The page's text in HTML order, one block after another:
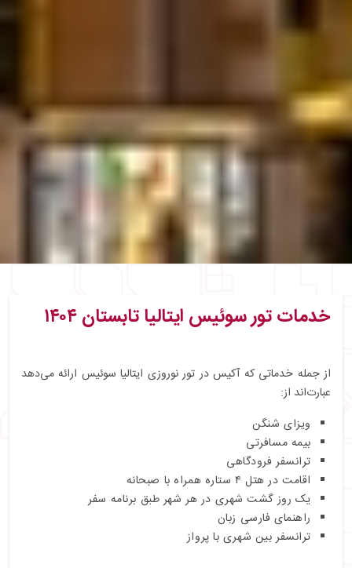
خدمات تور سوئیس ایتالیا تابستان ۱۴۰۴
از جمله خدماتی که آکیس در تور نوروزی ایتالیا سوئیس ارائه می‌دهد
عبارت‌اند از:
ویزای شنگن
بیمه مسافرتی
ترانسفر فرودگاهی
اقامت در هتل ۴ ستاره همراه با صبحانه
یک روز گشت شهری در هر شهر طبق برنامه سفر
راهنمای فارسی‌ زبان
ترانسفر بین شهری با پرواز